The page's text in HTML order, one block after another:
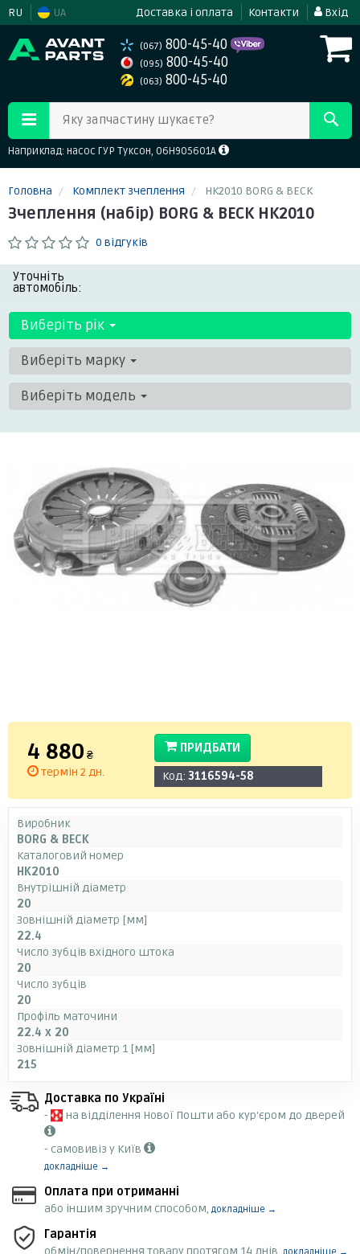
RU UA Доставка і оплата Контакти Вхід
(067) 800-45-40
(095) 800-45-40
(063) 800-45-40
Яку запчастину шукаєте?
Наприклад: насос ГУР Туксон, 06H905601A
Головна Комплект зчеплення HK2010 BORG & BECK
Зчеплення (набір) BORG & BECK HK2010
0 відгуків
Уточніть
автомобіль:
Виберіть рік
Виберіть марку
Виберіть модель
4 880 ₴
термін 2 дн.
ПРИДБАТИ
Код: 3116594-58
Виробник
BORG & BECK
Каталоговий номер
HK2010
Внутрішній діаметр
20
Зовнішній діаметр [мм]
22.4
Число зубців вхідного штока
20
Число зубців
20
Профіль маточини
22.4 x 20
Зовнішній діаметр 1 [мм]
215
Доставка по Україні
-
на відділення Нової Пошти або кур'єром до дверей
- самовивіз у Київ
докладніше →
Оплата при отриманні
або іншим зручним способом, докладніше →
Гарантія
обмін/повернення товару протягом 14 днів, докладніше →